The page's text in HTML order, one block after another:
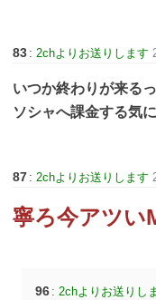
83 : 2chよりお送りします
いつか終わりが来る
ソシャへ課金する気
87 :2chよりお送りします
寧ろ今アツい
96 :2chよりお送りし